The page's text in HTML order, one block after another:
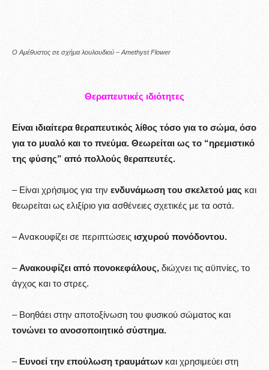
Ο Αμέθυστος σε σχήμα λουλουδιού – Amethyst Flower
Θεραπευτικές ιδιότητες
Είναι ιδιαίτερα θεραπευτικός λίθος τόσο για το σώμα, όσο
για το μυαλό και το πνεύμα. Θεωρείται ως το “ηρεμιστικό
της φύσης” από πολλούς θεραπευτές.
– Είναι χρήσιμος για την ενδυνάμωση του σκελετού μας και
θεωρείται ως ελιξίριο για ασθένειες σχετικές με τα οστά.
– Ανακουφίζει σε περιπτώσεις ισχυρού πονόδοντου.
–Ανακουφίζει από πονοκεφάλους, διώχνει τις αϋπνίες, το
άγχος και το στρες.
– Βοηθάει στην αποτοξίνωση του φυσικού σώματος και
τονώνει το ανοσοποιητικό σύστημα.
– Ευνοεί την επούλωση τραυμάτων και χρησιμεύει στη